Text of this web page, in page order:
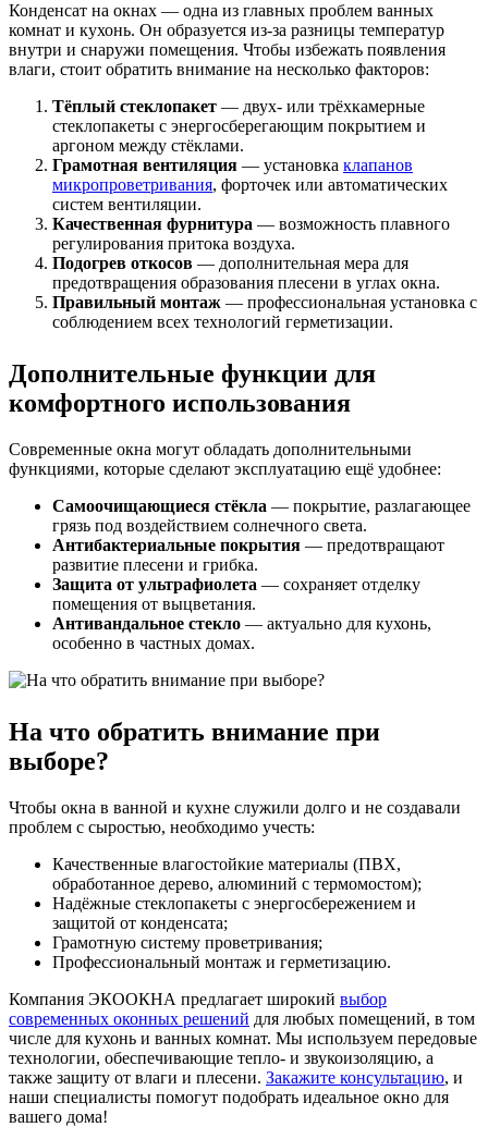
Конденсат на окнах — одна из главных проблем ванных
комнат и кухонь. Он образуется из-за разницы температур
внутри и снаружи помещения. Чтобы избежать появления
влаги, стоит обратить внимание на несколько факторов:
Тёплый стеклопакет — двух- или трёхкамерные
стеклопакеты с энергосберегающим покрытием и
аргоном между стёклами.
Грамотная вентиляция — установка клапанов
микропроветривания, форточек или автоматических
систем вентиляции.
Качественная фурнитура — возможность плавного
регулирования притока воздуха.
Подогрев откосов — дополнительная мера для
предотвращения образования плесени в углах окна.
Правильный монтаж — профессиональная установка с
соблюдением всех технологий герметизации.
Дополнительные функции для
комфортного использования
Современные окна могут обладать дополнительными
функциями, которые сделают эксплуатацию ещё удобнее:
Самоочищающиеся стёкла — покрытие, разлагающее
грязь под воздействием солнечного света.
Антибактериальные покрытия — предотвращают
развитие плесени и грибка.
Защита от ультрафиолета — сохраняет отделку
помещения от выцветания.
Антивандальное стекло — актуально для кухонь,
особенно в частных домах.
На что обратить внимание при
выборе?
Чтобы окна в ванной и кухне служили долго и не создавали
проблем с сыростью, необходимо учесть:
Качественные влагостойкие материалы (ПВХ,
обработанное дерево, алюминий с термомостом);
Надёжные стеклопакеты с энергосбережением и
защитой от конденсата;
Грамотную систему проветривания;
Профессиональный монтаж и герметизацию.
Компания ЭКООКНА предлагает широкий выбор
современных оконных решений для любых помещений, в том
числе для кухонь и ванных комнат. Мы используем передовые
технологии, обеспечивающие тепло- и звукоизоляцию, а
также защиту от влаги и плесени. Закажите консультацию, и
наши специалисты помогут подобрать идеальное окно для
вашего дома!